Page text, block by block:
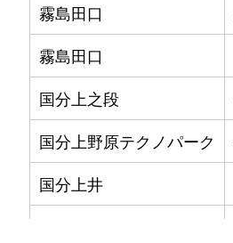
霧島田口
霧島田口
国分上之段
国分上野原テクノパーク
国分上井